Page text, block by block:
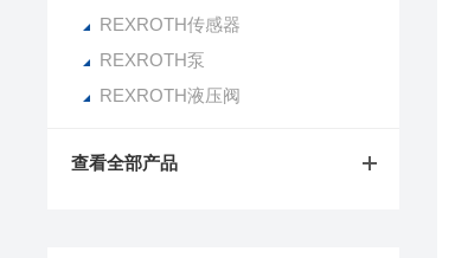
REXROTH传感器
REXROTH泵
REXROTH液压阀
查看全部产品